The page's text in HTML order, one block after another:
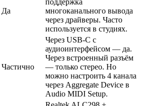
Да
поддержка
многоканального вывода
через драйверы. Часто
используется в студиях.
Частично
Через USB-C с
аудиоинтерфейсом — да.
Через встроенный разъём
— только стерео. Но
можно настроить 4 канала
через Aggregate Device в
Audio MIDI Setup.